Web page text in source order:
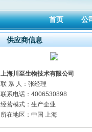
首页 公
供应商信息
上海川至生物技术有限公司
联 系 人：张经理
联系电话：4006530898
经营模式：生产企业
所在地区：中国 上海